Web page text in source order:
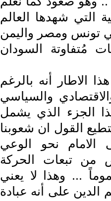
التي شهدها العالم
وبدأت منذ أواخر عام 2010 في تونس ومصر واليمن
مُتفاوتة السودان
الاطار أنه بالرغم
والسياسي
الجزء الذي يشمل
القول ان شعوبنا
نحو الوعي
من تبعات الحركة
... وهذا لا يعني
الدين على أنه عبادة